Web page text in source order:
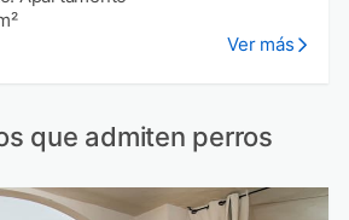
Ver más
que admiten perros